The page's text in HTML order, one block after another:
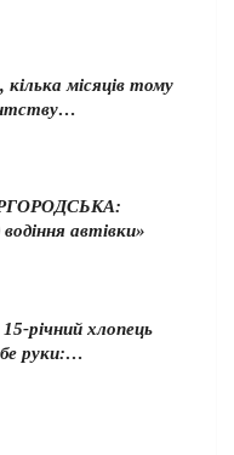
кілька місяців тому
автівки»
річний хлопець
руки:…